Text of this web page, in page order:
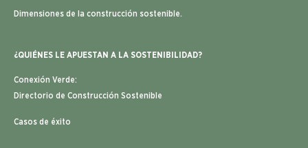
Dimensiones de la construcción sostenible.
¿QUIÉNES LE APUESTAN A LA SOSTENIBILIDAD?
Conexión Verde:
Directorio de Construcción Sostenible
Casos de éxito